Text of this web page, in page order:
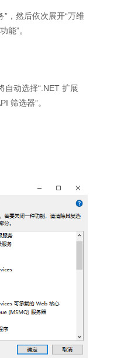
，然后依次展开“万维
能”。
自动选择“.NET 扩展
筛选器”。